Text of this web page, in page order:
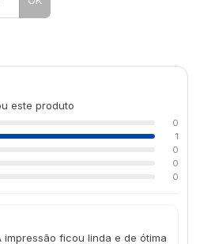
este produto
0
1
0
0
0
impressão ficou linda e de ótima